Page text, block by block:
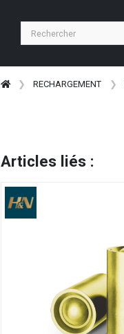
RECHARGEMENT
Articles liés :